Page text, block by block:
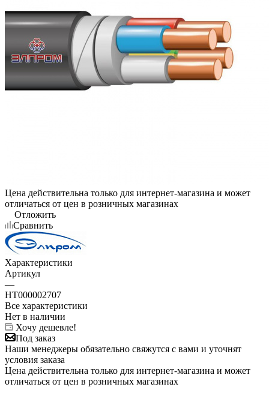
Цена действительна только для интернет-магазина и может
отличаться от цен в розничных магазинах
Отложить
Сравнить
Характеристики
Артикул
—
НТ000002707
Все характеристики
Нет в наличии
Хочу дешевле!
Под заказ
Наши менеджеры обязательно свяжутся с вами и уточнят
условия заказа
Цена действительна только для интернет-магазина и может
отличаться от цен в розничных магазинах